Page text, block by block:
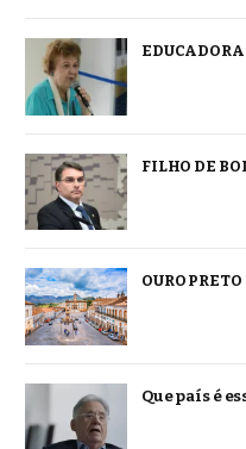
FILHO DE
OURO
Que país é